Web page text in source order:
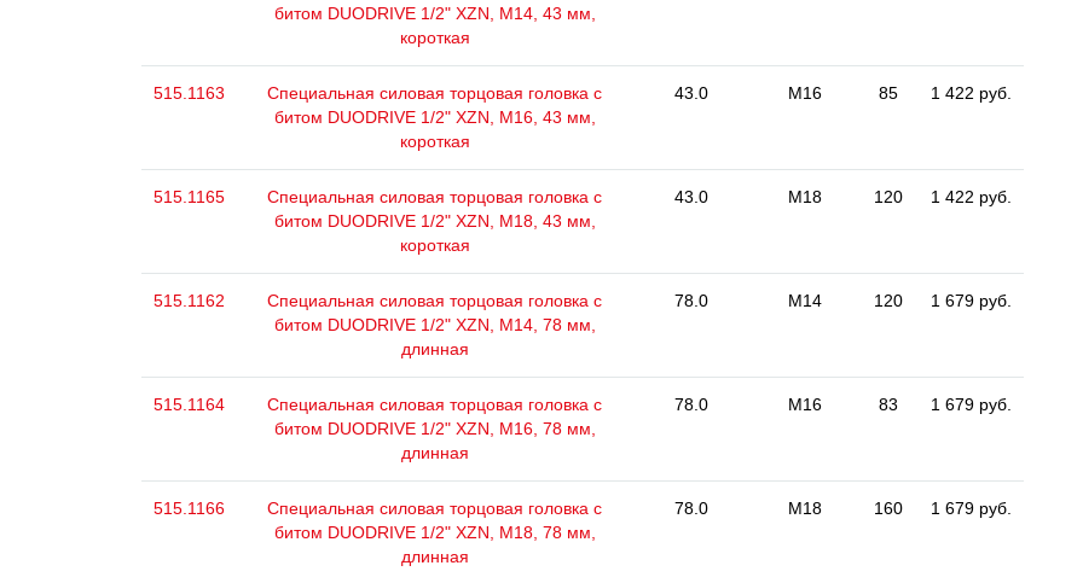
битом DUODRIVE 1/2" XZN, М14, 43 мм,
короткая
515.1163
Специальная силовая торцовая головка с
битом DUODRIVE 1/2" XZN, М16, 43 мм,
короткая
43.0 M16 85 1 422 руб.
515.1165
Специальная силовая торцовая головка с
битом DUODRIVE 1/2" XZN, М18, 43 мм,
короткая
43.0 M18 120 1 422 руб.
515.1162
Специальная силовая торцовая головка с
битом DUODRIVE 1/2" XZN, М14, 78 мм,
длинная
78.0 M14 120 1 679 руб.
515.1164
Специальная силовая торцовая головка с
битом DUODRIVE 1/2" XZN, М16, 78 мм,
длинная
78.0 M16 83 1 679 руб.
515.1166
Специальная силовая торцовая головка с
битом DUODRIVE 1/2" XZN, М18, 78 мм,
длинная
78.0 M18 160 1 679 руб.